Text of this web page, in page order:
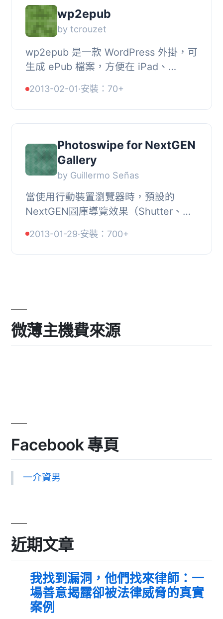
wp2epub
by tcrouzet
wp2epub 是一款 WordPress 外掛，可
生成 ePub 檔案，方便在 iPad、
擇要匯出的標籤、分類或日期，就完成
了。現在，您不僅是...
2013-02-01·安裝：70+
Photoswipe for NextGEN
Gallery
by Guillermo Señas
當使用行動裝置瀏覽器時，預設的
NextGEN圖庫導覽效果（Shutter、
安裝這個外掛，使用最好的行動裝置圖
片瀏覽器Photoswipe...
2013-01-29·安裝：700+
微薄主機費來源
Facebook 專頁
一介資男
近期文章
我找到漏洞，他們找來律師：一
場善意揭露卻被法律威脅的真實
案例